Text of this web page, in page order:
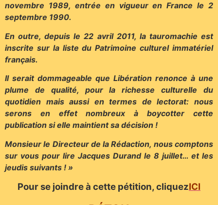
novembre 1989, entrée en vigueur en France le 2
septembre 1990.
En outre, depuis le 22 avril 2011, la tauromachie est
inscrite sur la liste du Patrimoine culturel immatériel
français.
Il serait dommageable que Libération renonce à une
plume de qualité, pour la richesse culturelle du
quotidien mais aussi en termes de lectorat: nous
serons en effet nombreux à boycotter cette
publication si elle maintient sa décision !
Monsieur le Directeur de la Rédaction, nous comptons
sur vous pour lire Jacques Durand le 8 juillet… et les
jeudis suivants ! »
Pour se joindre à cette pétition, cliquezICI